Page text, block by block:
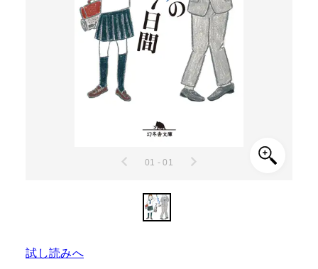
01 - 01
試し読みへ